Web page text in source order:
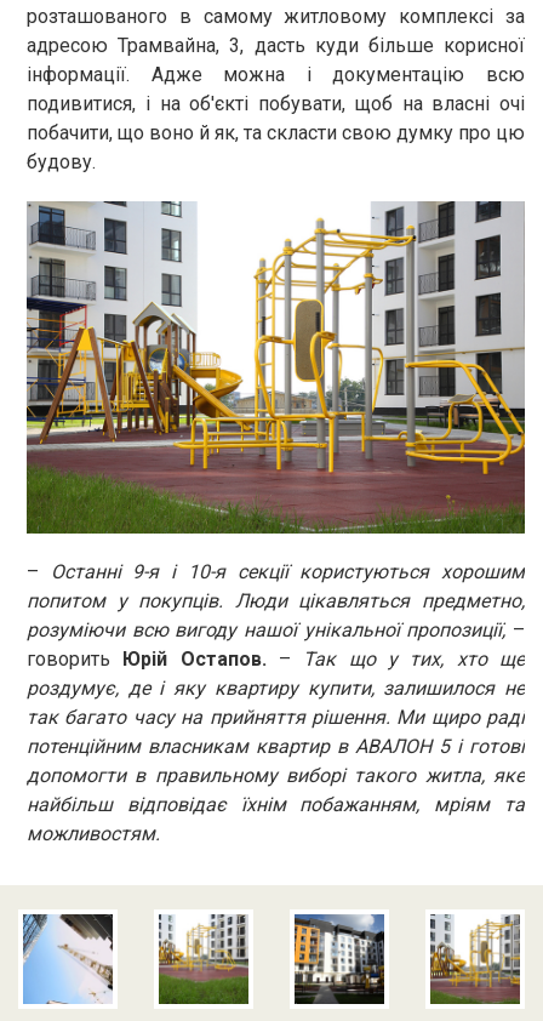
розташованого в самому житловому комплексі за
адресою Трамвайна, 3, дасть куди більше корисної
інформації. Адже можна і документацію всю
подивитися, і на об'єкті побувати, щоб на власні очі
побачити, що воно й як, та скласти свою думку про цю
будову.
– Останні 9-я і 10-я секції користуються хорошим
попитом у покупців. Люди цікавляться предметно,
розуміючи всю вигоду нашої унікальної пропозиції, –
говорить Юрій Остапов. –
Так що у тих, хто ще
роздумує, де і яку квартиру купити, залишилося не
так багато часу на прийняття рішення. Ми щиро раді
потенційним власникам квартир в АВАЛОН 5 і готові
допомогти в правильному виборі такого житла, яке
найбільш відповідає їхнім побажанням, мріям та
можливостям.